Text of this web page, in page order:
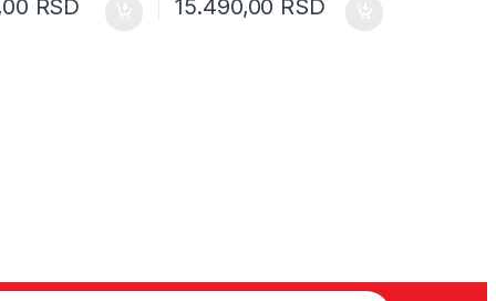
RSD 15.490,00 RSD